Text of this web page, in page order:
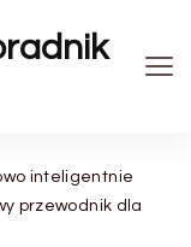
inteligentnie
przewodnik dla